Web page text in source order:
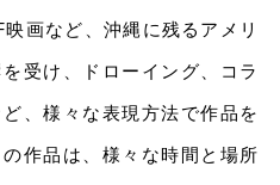
画など、沖縄に残るアメリ
受け、ドローイング、コラ
、様々な表現⽅法で作品を
作品は、様々な時間と場所